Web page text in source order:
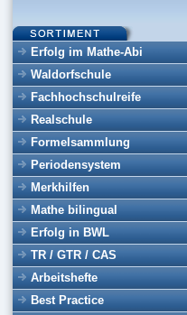
Erfolg im Mathe-Abi
Waldorfschule
Fachhochschulreife
Realschule
Formelsammlung
Periodensystem
Merkhilfen
Mathe bilingual
Erfolg in BWL
TR / GTR / CAS
Arbeitshefte
Best Practice